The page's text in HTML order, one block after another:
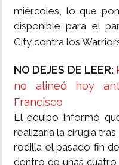
miércoles, lo que
disponible para el
City contra los
NO DEJES DE LEER:
no alineó hoy
Francisco
El equipo informó
realizaría la cirugía
rodilla el pasado fin
dentro de unas